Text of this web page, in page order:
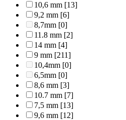
10,6 mm [13]
9,2 mm [6]
8,7mm [0]
11.8 mm [2]
14 mm [4]
9 mm [211]
10,4mm [0]
6,5mm [0]
8,6 mm [3]
10.7 mm [7]
7,5 mm [13]
9,6 mm [12]